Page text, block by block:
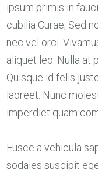
ipsum primis in
cubilia Curae; Sed
nec vel orci.
aliquet leo. Nulla at
Quisque id felis
laoreet. Nunc
imperdiet quam
Fusce a vehicula
sodales suscipit